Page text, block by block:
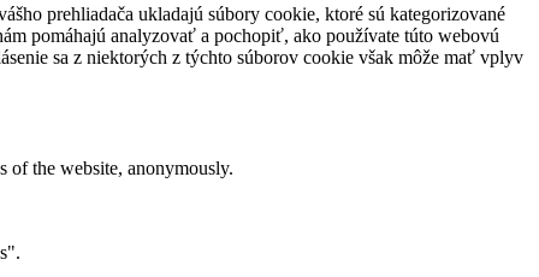
prehliadača ukladajú súbory cookie, ktoré sú kategorizované
pomáhajú analyzovať a pochopiť, ako používate túto webovú
sa z niektorých z týchto súborov cookie však môže mať vplyv
of the website, anonymously.